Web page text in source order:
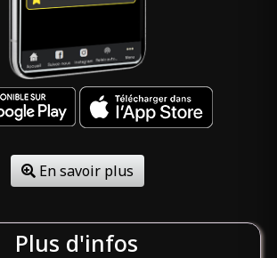
En savoir plus
Plus d'infos